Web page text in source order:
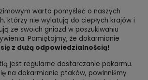
warto pomyśleć o naszych
którzy nie wylatują do ciepłych krajów i
ze swoich gniazd w poszukiwaniu
Pamiętajmy, że dokarmianie
z dużą odpowiedzialnością!
jest regularne dostarczanie pokarmu.
na dokarmianie ptaków, powinniśmy